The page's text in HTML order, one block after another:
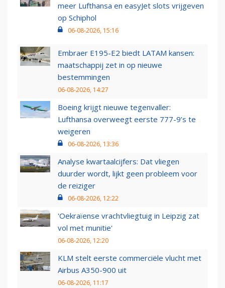
meer Lufthansa en easyJet slots vrijgeven
op Schiphol
06-08-2026, 15:16
Embraer E195-E2 biedt LATAM kansen:
maatschappij zet in op nieuwe
bestemmingen
06-08-2026, 14:27
Boeing krijgt nieuwe tegenvaller:
Lufthansa overweegt eerste 777-9’s te
weigeren
06-08-2026, 13:36
Analyse kwartaalcijfers: Dat vliegen
duurder wordt, lijkt geen probleem voor
de reiziger
06-08-2026, 12:22
'Oekraïense vrachtvliegtuig in Leipzig zat
vol met munitie'
06-08-2026, 12:20
KLM stelt eerste commerciële vlucht met
Airbus A350-900 uit
06-08-2026, 11:17